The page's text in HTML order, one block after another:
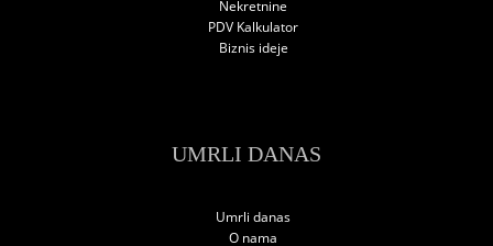
Nekretnine
PDV Kalkulator
Biznis ideje
UMRLI DANAS
Umrli danas
O nama